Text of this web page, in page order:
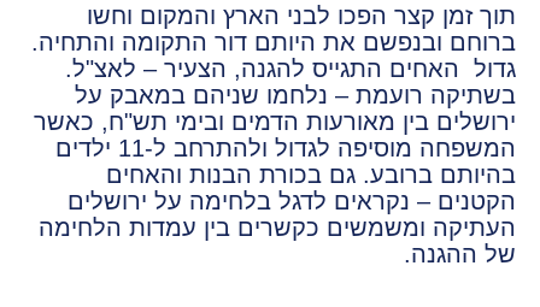
תוך זמן קצר הפכו לבני הארץ והמקום וחשו
ברוחם ובנפשם את היותם דור התקומה והתחיה.
גדול האחים התגייס להגנה, הצעיר – לאצ"ל.
בשתיקה רועמת – נלחמו שניהם במאבק על
ירושלים בין מאורעות הדמים ובימי תש"ח, כאשר
המשפחה מוסיפה לגדול ולהתרחב ל-11 ילדים
בהיותם ברובע. גם בכורת הבנות והאחים
הקטנים – נקראים לדגל בלחימה על ירושלים
העתיקה ומשמשים כקשרים בין עמדות הלחימה
של ההגנה.